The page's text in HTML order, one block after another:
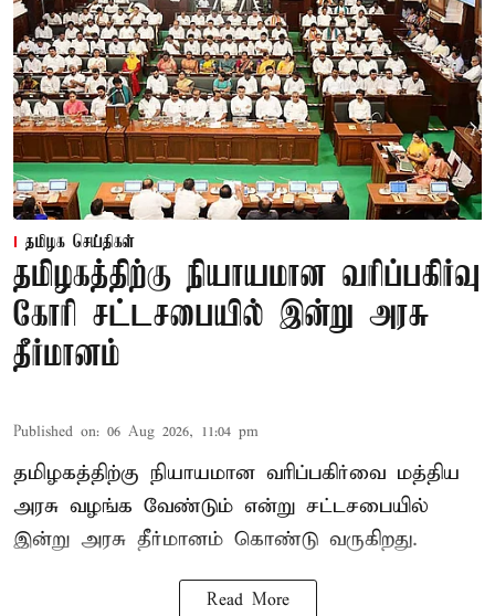
தமிழக செய்திகள்
தமிழகத்திற்கு நியாயமான வரிப்பகிர்வு
கோரி சட்டசபையில் இன்று அரசு
தீர்மானம்
Published on: 06 Aug 2026, 11:04 pm
தமிழகத்திற்கு நியாயமான வரிப்பகிர்வை மத்திய
அரசு வழங்க வேண்டும் என்று சட்டசபையில்
இன்று அரசு தீர்மானம் கொண்டு வருகிறது.
Read More